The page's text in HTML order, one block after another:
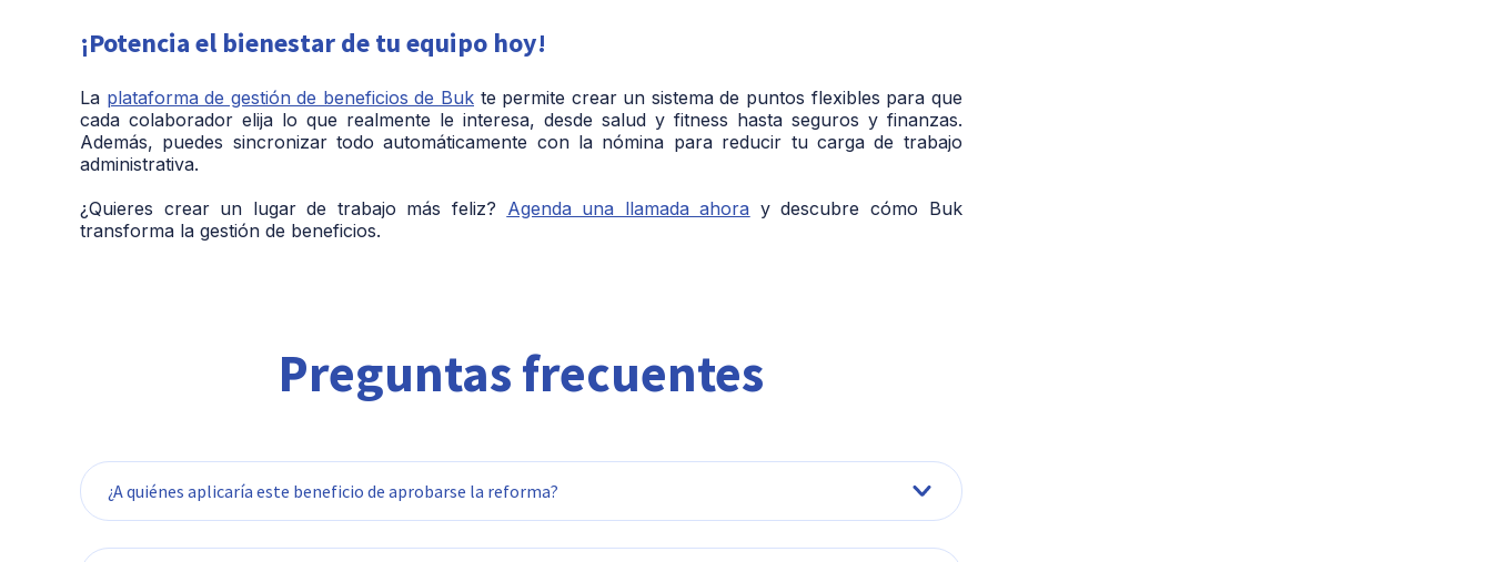
¡Potencia el bienestar de tu equipo hoy!
La plataforma de gestión de beneficios de Bukte permite crear un sistema de puntos flexibles para que
cada colaborador elija lo que realmente le interesa, desde salud y fitness hasta seguros y finanzas.
Además, puedes sincronizar todo automáticamente con la nómina para reducir tu carga de trabajo
administrativa.
¿Quieres crear un lugar de trabajo más feliz? Agenda una llamada ahora y descubre cómo Buk
transforma la gestión de beneficios.
Preguntas frecuentes
¿A quiénes aplicaría este beneficio de aprobarse la reforma?